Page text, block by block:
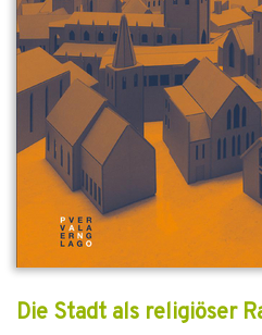
Die Stadt als religiöser